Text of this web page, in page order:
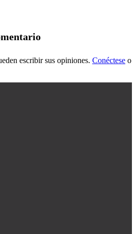
escribir sus opiniones. Conéctese o